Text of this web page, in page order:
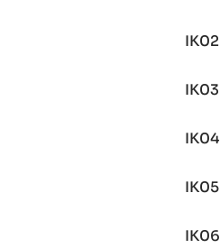
IK02
IK03
IK04
IK05
IK06